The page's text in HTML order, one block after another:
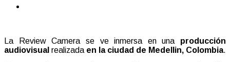
La Review Camera se ve inmersa en una producción
audiovisual realizada en la ciudad de Medellin, Colombia.